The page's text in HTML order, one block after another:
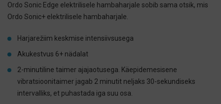
Ordo Sonic Edge elektrilisele hambaharjale sobib sama otsik, mis
Ordo Sonic+ elektrilisele hambaharjale.
Harjarežiim keskmise intensiivsusega
Akukestvus 6+ nädalat
2-minutiline taimer ajajaotusega. Käepidemesisene
vibratsioonitaimer jagab 2 minutit neljaks 30-sekundiseks
intervalliks, et puhastada iga suu osa.